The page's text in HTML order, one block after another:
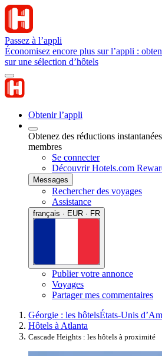
Passez à l’appli
Économisez encore plus sur l’appli :
sur une sélection d’hôtels
Obtenir l’appli
Obtenez des réductions
membres
Se connecter
Découvrir Hotels.com
Messages
Rechercher des voyages
Assistance
français · EUR · FR
Publier votre annonce
Voyages
Partager mes commentaires
Géorgie : les hôtelsÉtats-Unis
Hôtels à Atlanta
Cascade Heights : les hôtels à proximité